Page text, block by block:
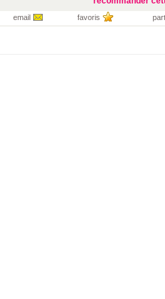
email favoris